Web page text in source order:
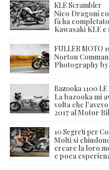
KLE Scrambler
Nico Dragoni
fà ha
Kawasaki KLE
FULLER MOTO
Norton
Photography
Bazooka 1100 LE
La bazooka mi
volta che
2017 al Motor
10 Segreti per
Molti si
creare la loro
e poca